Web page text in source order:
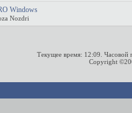
Windows
Nozdri
Текущее время: 12:09 .
Copyright